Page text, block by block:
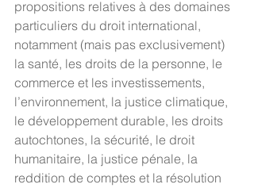
propositions relatives à des domaines
particuliers du droit international,
notamment (mais pas exclusivement)
la santé, les droits de la personne, le
commerce et les investissements,
l’environnement, la justice climatique,
le développement durable, les droits
autochtones, la sécurité, le droit
humanitaire, la justice pénale, la
reddition de comptes et la résolution